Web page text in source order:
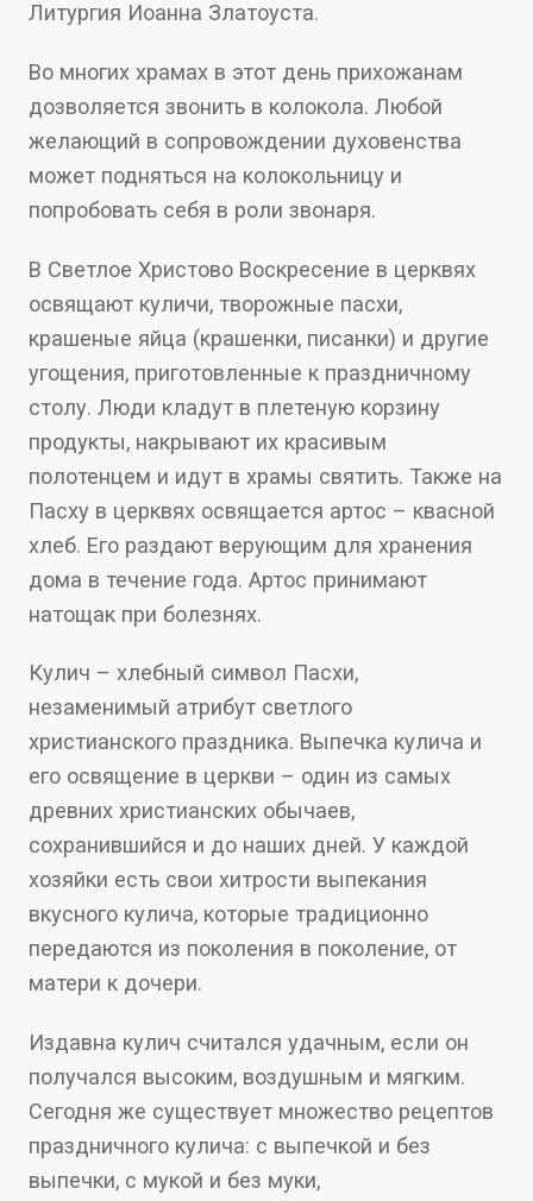
Литургия Иоанна Златоуста.
Во многих храмах в этот день прихожанам
дозволяется звонить в колокола. Любой
желающий в сопровождении духовенства
может подняться на колокольницу и
попробовать себя в роли звонаря.
В Светлое Христово Воскресение в церквях
освящают куличи, творожные пасхи,
крашеные яйца (крашенки, писанки) и другие
угощения, приготовленные к праздничному
столу. Люди кладут в плетеную корзину
продукты, накрывают их красивым
полотенцем и идут в храмы святить. Также на
Пасху в церквях освящается артос – квасной
хлеб. Его раздают верующим для хранения
дома в течение года. Артос принимают
натощак при болезнях.
Кулич – хлебный символ Пасхи,
незаменимый атрибут светлого
христианского праздника. Выпечка кулича и
его освящение в церкви – один из самых
древних христианских обычаев,
сохранившийся и до наших дней. У каждой
хозяйки есть свои хитрости выпекания
вкусного кулича, которые традиционно
передаются из поколения в поколение, от
матери к дочери.
Издавна кулич считался удачным, если он
получался высоким, воздушным и мягким.
Сегодня же существует множество рецептов
праздничного кулича: с выпечкой и без
выпечки, с мукой и без муки,